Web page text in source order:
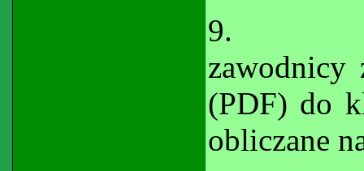
9.
zawodnicy
(PDF) do
obliczane